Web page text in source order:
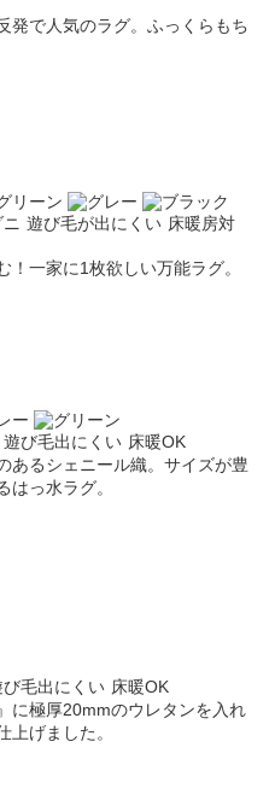
発で人気のラグ。ふっくらもち
遊び毛が出にくい 床暖房対
一家に1枚欲しい万能ラグ。
遊び毛出にくい 床暖OK
あるシェニール織。サイズが豊
はっ水ラグ。
び毛出にくい 床暖OK
に極厚20mmのウレタンを入れ
上げました。